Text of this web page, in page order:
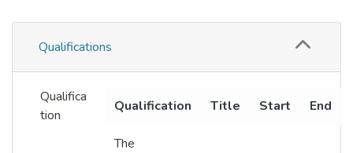
Qualifications
Qualifica
tion
Qualification Title Start End
The